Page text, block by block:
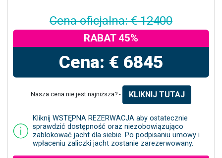
Cena oficjalna: € 12400
RABAT 45%
Cena: € 6845
Nasza cena nie jest najniższa? - KLIKNIJ TUTAJ
Kliknij WSTĘPNA REZERWACJA aby ostatecznie
sprawdzić dostępność oraz niezobowiązująco
zablokować jacht dla siebie. Po podpisaniu umowy i
wpłaceniu zaliczki jacht zostanie zarezerwowany.